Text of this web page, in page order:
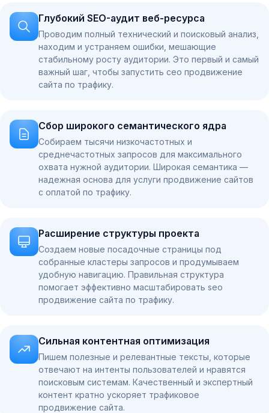
Глубокий SEO-аудит веб-ресурса
Проводим полный технический и поисковый анализ,
находим и устраняем ошибки, мешающие
стабильному росту аудитории. Это первый и самый
важный шаг, чтобы запустить сео продвижение
сайта по трафику.
Сбор широкого семантического ядра
Собираем тысячи низкочастотных и
среднечастотных запросов для максимального
охвата нужной аудитории. Широкая семантика —
надежная основа для услуги продвижение сайтов
с оплатой по трафику.
Расширение структуры проекта
Создаем новые посадочные страницы под
собранные кластеры запросов и продумываем
удобную навигацию. Правильная структура
помогает эффективно масштабировать seo
продвижение сайта по трафику.
Сильная контентная оптимизация
Пишем полезные и релевантные тексты, которые
отвечают на интенты пользователей и нравятся
поисковым системам. Качественный и экспертный
контент кратно ускоряет трафиковое
продвижение сайта.